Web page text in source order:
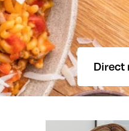
Download
Download de
kiezen uit 15
Direct